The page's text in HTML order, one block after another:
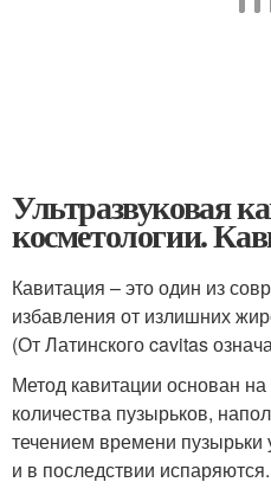
Ультразвуковая
косметологии.
Кавитация – это один из
избавления от излишних
(От Латинского cavitas
Метод кавитации основан
количества пузырьков,
течением времени
и в последствии испаряются.